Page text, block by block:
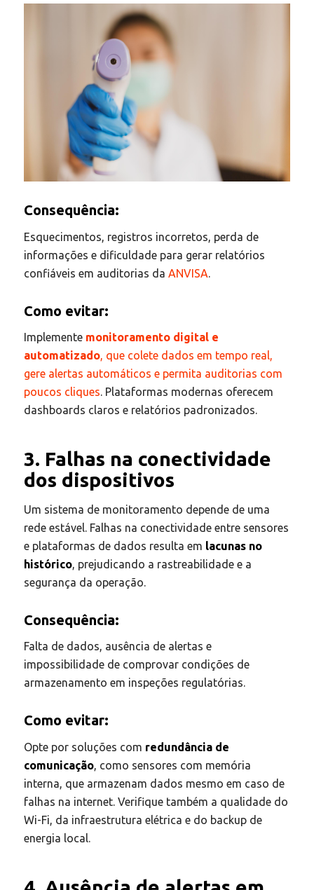
Consequência:
Esquecimentos, registros incorretos, perda de
informações e dificuldade para gerar relatórios
confiáveis em auditorias da ANVISA.
Como evitar:
Implemente monitoramento digital e
automatizado, que colete dados em tempo real,
gere alertas automáticos e permita auditorias com
poucos cliques. Plataformas modernas oferecem
dashboards claros e relatórios padronizados.
3. Falhas na conectividade
dos dispositivos
Um sistema de monitoramento depende de uma
rede estável. Falhas na conectividade entre sensores
e plataformas de dados resulta em lacunas no
histórico, prejudicando a rastreabilidade e a
segurança da operação.
Consequência:
Falta de dados, ausência de alertas e
impossibilidade de comprovar condições de
armazenamento em inspeções regulatórias.
Como evitar:
Opte por soluções com redundância de
comunicação, como sensores com memória
interna, que armazenam dados mesmo em caso de
falhas na internet. Verifique também a qualidade do
Wi-Fi, da infraestrutura elétrica e do backup de
energia local.